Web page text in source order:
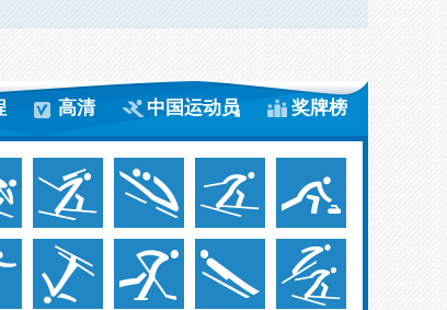
高清 中国运动员 奖牌榜